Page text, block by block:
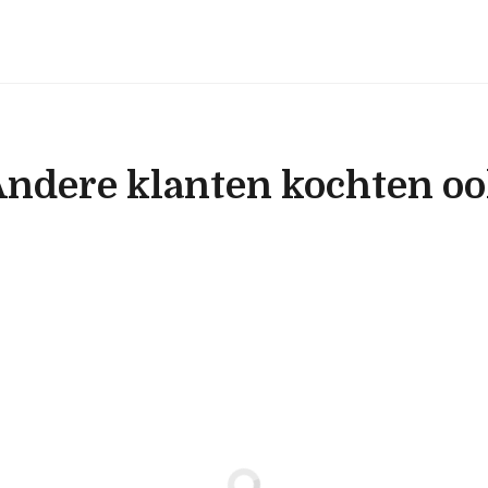
klanten kochten